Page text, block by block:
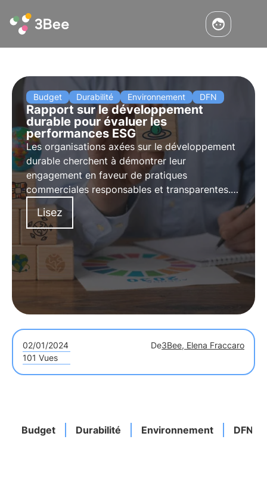
Budget Durabilité Environnement DFN
Rapport sur le développement
durable pour évaluer les
performances ESG
Les organisations axées sur le développement
durable cherchent à démontrer leur
engagement en faveur de pratiques
commerciales responsables et transparentes. À
cette fin, le rapport de développement durable
s'est avéré être un outil essentiel pour évaluer
et communiquer les performances ESG d'une
entreprise.
Lisez
02/01/2024 De3Bee, Elena Fraccaro
101 Vues
Budget Durabilité Environnement DFN